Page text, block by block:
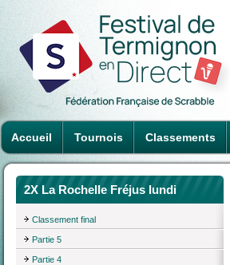
Accueil Tournois Classements
2X La Rochelle Fréjus lundi
Classement final
Partie 5
Partie 4